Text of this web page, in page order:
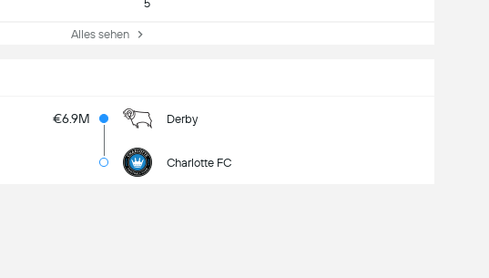
5
Alles sehen
€6.9M Derby
Charlotte FC